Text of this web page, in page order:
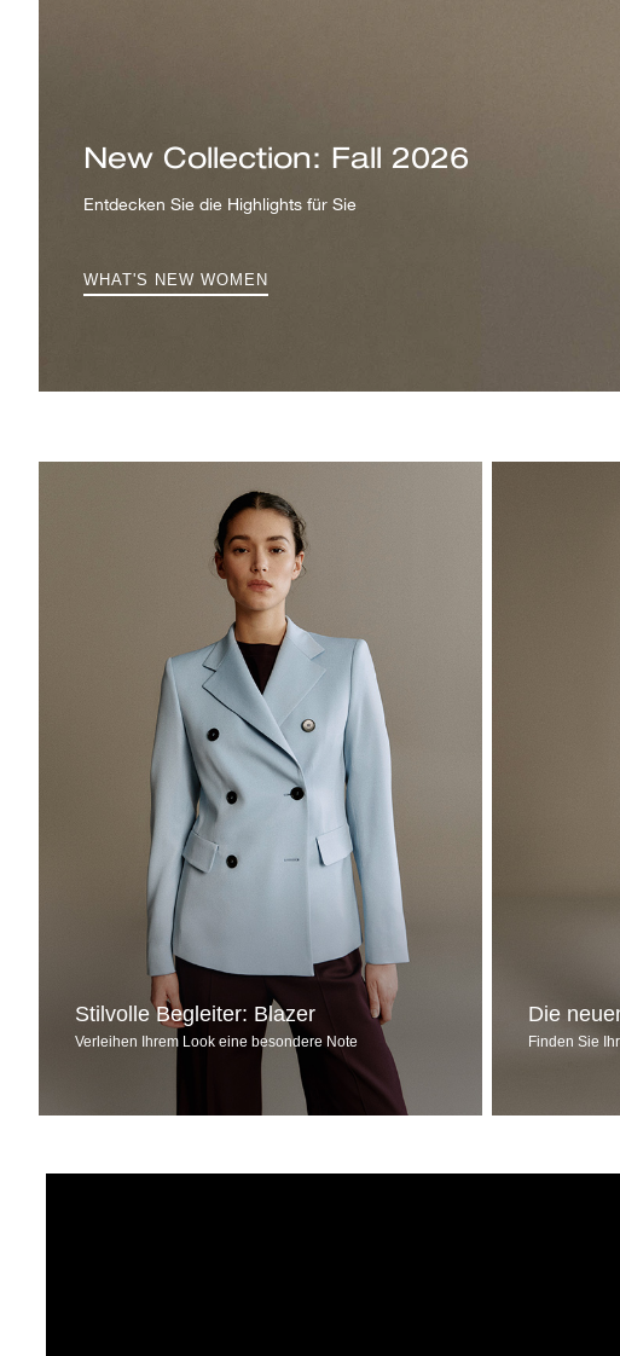
New Collection: Fall 2026
Entdecken Sie die Highlights für Sie
WHAT'S NEW WOMEN
Stilvolle Begleiter: Blazer
Verleihen Ihrem Look eine besondere Note
Die
Finden Sie